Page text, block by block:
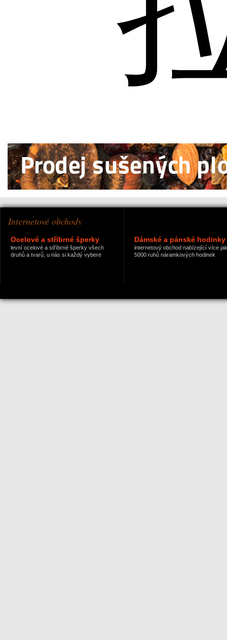
Internetové obchody
Ocelové a stříbrné šperky
levní ocelové a stříbrné šperky všech
druhů a tvarů, u nás si každý vybere
Dámské a pánské hodinky
internetový obchod nabízející více jak
5000 ruhů náramkových hodinek